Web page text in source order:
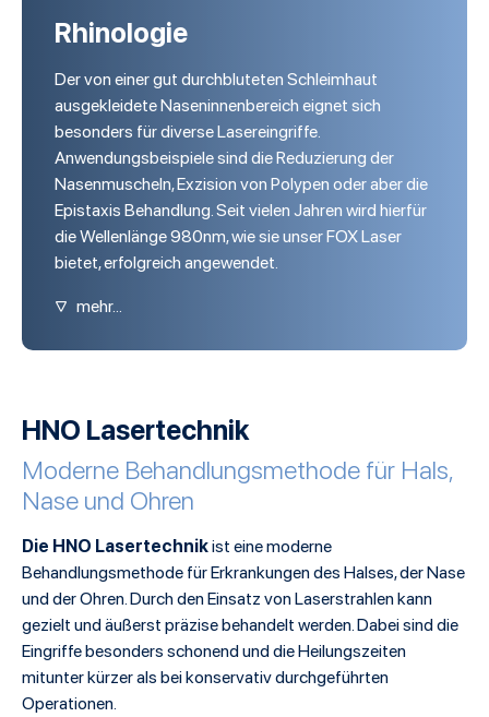
Rhinologie
Der von einer gut durchbluteten Schleimhaut
ausgekleidete Naseninnenbereich eignet sich
besonders für diverse Lasereingriffe.
Anwendungsbeispiele sind die Reduzierung der
Nasenmuscheln, Exzision von Polypen oder aber die
Epistaxis Behandlung. Seit vielen Jahren wird hierfür
die Wellenlänge 980nm, wie sie unser FOX Laser
bietet, erfolgreich angewendet.
▽ mehr...
HNO Lasertechnik
Moderne Behandlungsmethode für Hals,
Nase und Ohren
Die HNO Lasertechnikist eine moderne
Behandlungsmethode für Erkrankungen des Halses, der Nase
und der Ohren. Durch den Einsatz von Laserstrahlen kann
gezielt und äußerst präzise behandelt werden. Dabei sind die
Eingriffe besonders schonend und die Heilungszeiten
mitunter kürzer als bei konservativ durchgeführten
Operationen.